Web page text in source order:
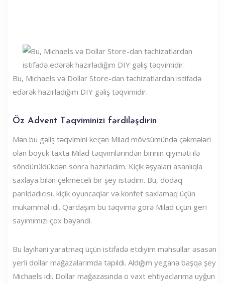
Bu, Michaels və Dollar Store-dan təchizatlardan istifadə
edərək hazırladığım DIY gəliş təqvimidir.
Öz Advent Təqviminizi fərdiləşdirin
Mən bu gəliş təqvimini keçən Milad mövsümündə çəkmələri
olan böyük taxta Milad təqvimlərindən birinin qiyməti ilə
söndürüldükdən sonra hazırladım. Kiçik əşyaları asanlıqla
saxlaya bilən çekmeceli bir şey istədim. Bu, dodaq
parıldadıcısı, kiçik oyuncaqlar və konfet saxlamaq üçün
mükəmməl idi. Qardaşım bu təqvimə görə Milad üçün geri
sayımımızı çox bəyəndi.
Bu layihəni yaratmaq üçün istifadə etdiyim məhsullar əsasən
yerli dollar mağazalarımda tapıldı. Aldığım yeganə başqa şey
Michaels idi. Dollar mağazasında o vaxt ehtiyaclarıma uyğun